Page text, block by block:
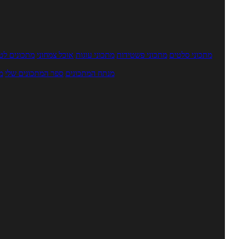
מתכוני סלטים מתכוני פשטידות מתכוני עוגות אוכל צמחוני מתכונים
מנתח המתכונים ספר המתכונים שלי